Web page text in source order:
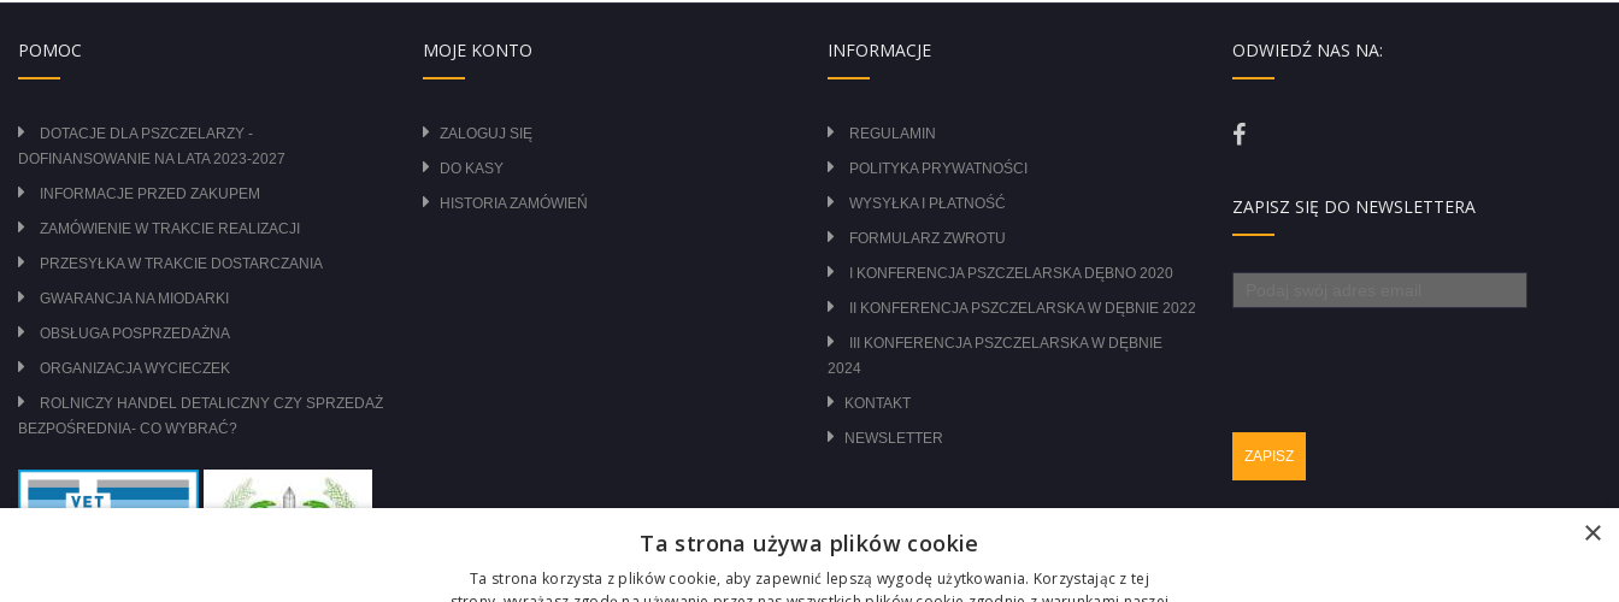
POMOC
DOTACJE DLA PSZCZELARZY -
DOFINANSOWANIE NA LATA 2023-2027
INFORMACJE PRZED ZAKUPEM
ZAMÓWIENIE W TRAKCIE REALIZACJI
PRZESYŁKA W TRAKCIE DOSTARCZANIA
GWARANCJA NA MIODARKI
OBSŁUGA POSPRZEDAŻNA
ORGANIZACJA WYCIECZEK
ROLNICZY HANDEL DETALICZNY CZY SPRZEDAŻ
BEZPOŚREDNIA- CO WYBRAĆ?
MOJE KONTO
ZALOGUJ SIĘ
DO KASY
HISTORIA ZAMÓWIEŃ
INFORMACJE
REGULAMIN
POLITYKA PRYWATNOŚCI
WYSYŁKA I PŁATNOŚĆ
FORMULARZ ZWROTU
I KONFERENCJA PSZCZELARSKA DĘBNO 2020
II KONFERENCJA PSZCZELARSKA W DĘBNIE 2022
III KONFERENCJA PSZCZELARSKA W DĘBNIE
2024
KONTAKT
NEWSLETTER
ODWIEDŹ NAS NA:
ZAPISZ SIĘ DO NEWSLETTERA
×
Ta strona używa plików cookie
Ta strona korzysta z plików cookie, aby zapewnić lepszą wygodę użytkowania. Korzystając z tej